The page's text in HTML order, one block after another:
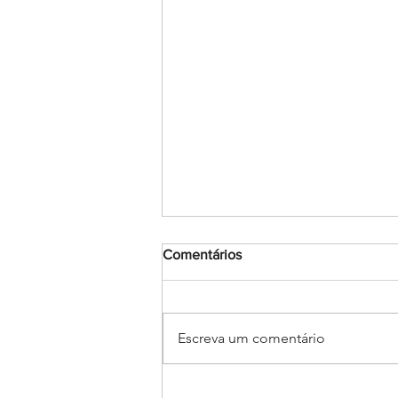
Comentários
Escreva um comentário